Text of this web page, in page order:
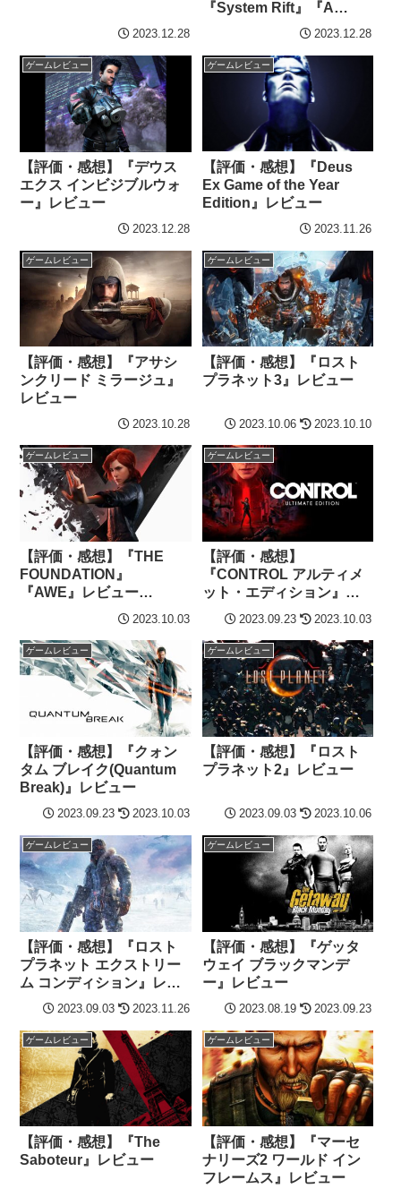
2023.12.28
『System Rift』『A
Criminal Past』レビュー
【デウスエクス マンカイ
ンド・ディバイデッド】
2023.12.28
ゲームレビュー
【評価・感想】『デウス
エクス インビジブルウォ
ー』レビュー
2023.12.28
ゲームレビュー
【評価・感想】『Deus
Ex Game of the Year
Edition』レビュー
2023.11.26
ゲームレビュー
【評価・感想】『アサシ
ンクリード ミラージュ』
レビュー
2023.10.28
ゲームレビュー
【評価・感想】『ロスト
プラネット3』レビュー
2023.10.06 2023.10.10
ゲームレビュー
【評価・感想】『THE
FOUNDATION』
『AWE』レビュー
【Controlの追加ストーリ
2023.10.03
ゲームレビュー
【評価・感想】
『CONTROL アルティメ
ット・エディション』レ
ビュー
2023.09.23 2023.10.03
ゲームレビュー
【評価・感想】『クォン
タム ブレイク(Quantum
Break)』レビュー
2023.09.23 2023.10.03
ゲームレビュー
【評価・感想】『ロスト
プラネット2』レビュー
2023.09.03 2023.10.06
ゲームレビュー
【評価・感想】『ロスト
プラネット エクストリー
ム コンディション』レビ
ュー
2023.09.03 2023.11.26
ゲームレビュー
【評価・感想】『ゲッタ
ウェイ ブラックマンデ
ー』レビュー
2023.08.19 2023.09.23
ゲームレビュー
【評価・感想】『The
Saboteur』レビュー
ゲームレビュー
【評価・感想】『マーセ
ナリーズ2 ワールド イン
フレームス』レビュー